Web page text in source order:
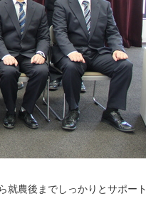
就農後までしっかりとサポート